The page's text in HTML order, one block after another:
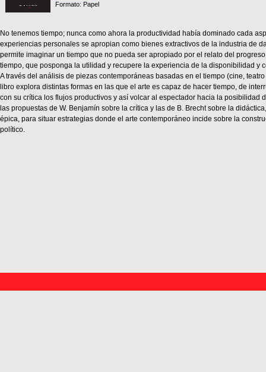
Formato: Papel
No tenemos tiempo; nunca como ahora la productividad había dominado cada
experiencias personales se apropian como bienes extractivos de la industria de
permite imaginar un tiempo que no pueda ser apropiado por el relato del
tiempo, que posponga la utilidad y recupere la experiencia de la disponibilidad y
A través del análisis de piezas contemporáneas basadas en el tiempo (cine,
libro explora distintas formas en las que el arte es capaz de hacer tiempo, de
con su crítica los flujos productivos y así volcar al espectador hacia la posibilidad
las propuestas de W. Benjamín sobre la crítica y las de B. Brecht sobre la
épica, para situar estrategias donde el arte contemporáneo incide sobre la
político.